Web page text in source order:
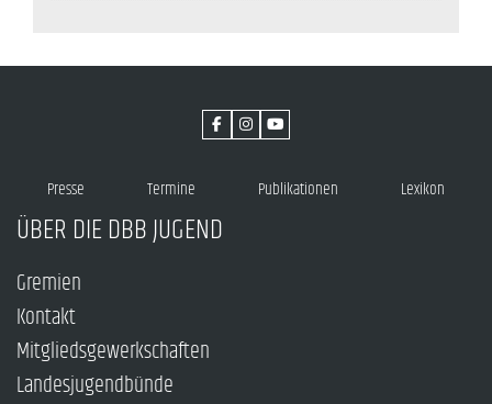
Presse Termine Publikationen Lexikon
ÜBER DIE DBB JUGEND
Gremien
Kontakt
Mitgliedsgewerkschaften
Landesjugendbünde